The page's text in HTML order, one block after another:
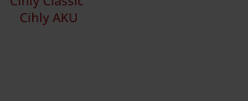
Cihly AKU